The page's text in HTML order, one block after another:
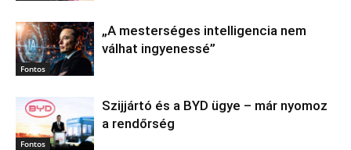
Fontos
„A mesterséges intelligencia nem
válhat ingyenessé”
Fontos
Szijjártó és a BYD ügye – már nyomoz
a rendőrség